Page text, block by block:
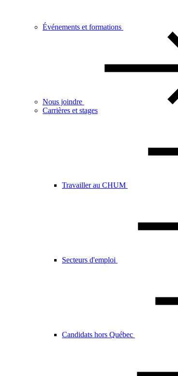
Événements et formations
Nous joindre
Carrières et stages
Travailler au CHUM
Secteurs d'emploi
Candidats hors Québec